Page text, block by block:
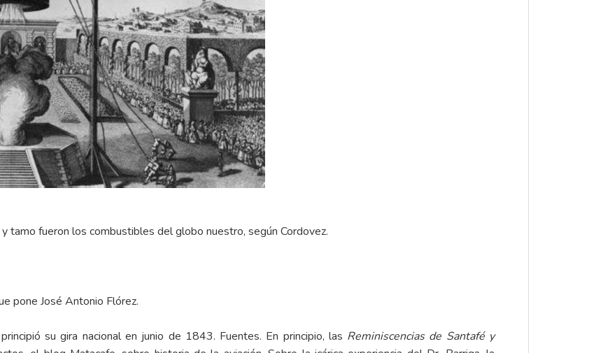
tamo fueron los combustibles del globo nuestro, según Cordovez.
pone José Antonio Flórez.
su gira nacional en junio de 1843. Fuentes. En principio, las Reminiscencias de Santafé y